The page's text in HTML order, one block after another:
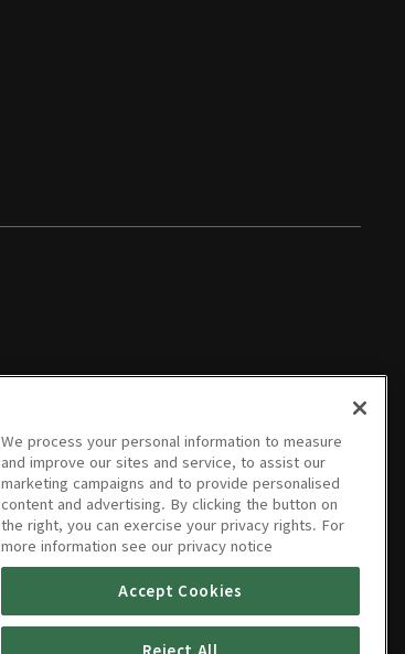
We process your personal information to measure
and improve our sites and service, to assist our
marketing campaigns and to provide personalised
content and advertising. By clicking the button on
the right, you can exercise your privacy rights. For
more information see our privacy notice
Accept Cookies